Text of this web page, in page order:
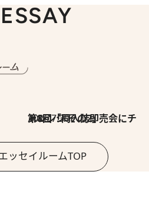
2026.7.30
第8回「同人誌即売会にチャレンジ その2」
ッセイルームTOP